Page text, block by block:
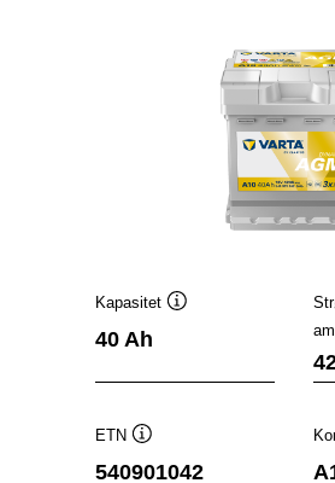
Kapasitet
40 Ah
ETN
540901042